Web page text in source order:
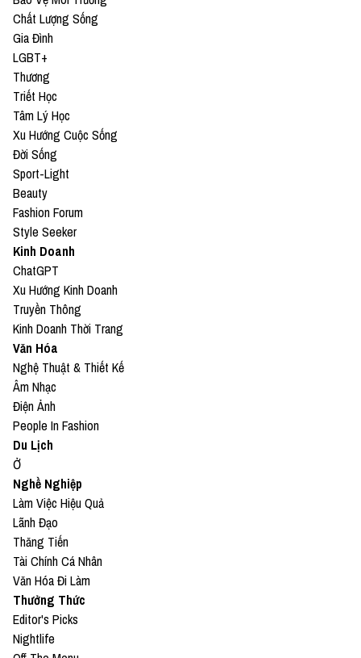
Chất Lượng Sống
Gia Đình
LGBT+
Thương
Triết Học
Tâm Lý Học
Xu Hướng Cuộc Sống
Đời Sống
Sport-Light
Beauty
Fashion Forum
Style Seeker
Kinh Doanh
ChatGPT
Xu Hướng Kinh Doanh
Truyền Thông
Kinh Doanh Thời Trang
Văn Hóa
Nghệ Thuật & Thiết Kế
Âm Nhạc
Điện Ảnh
People In Fashion
Du Lịch
Ở
Nghề Nghiệp
Làm Việc Hiệu Quả
Lãnh Đạo
Thăng Tiến
Tài Chính Cá Nhân
Văn Hóa Đi Làm
Thưởng Thức
Editor's Picks
Nightlife